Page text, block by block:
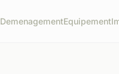
DemenagementEquipement